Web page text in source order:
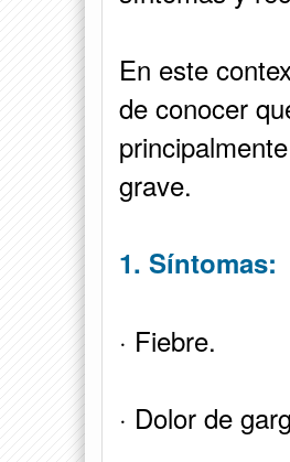
En este
de conocer
grave.
1. Síntomas:
· Fiebre.
· Dolor de